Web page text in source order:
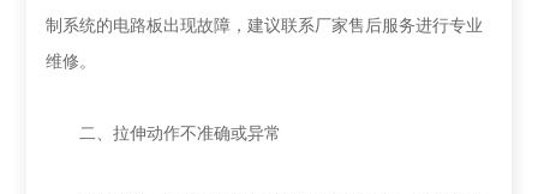
制系统的电路板出现故障，建议联系厂家售后服务进行专业
维修。
二、拉伸动作不准确或异常